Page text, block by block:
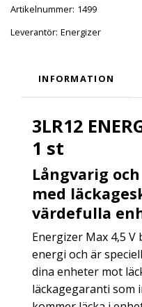
Artikelnummer: 1499
Leverantör: Energizer
INFORMATION
3LR12
1 st
Långvarig
med
värdefulla
Energizer Max 4,5
energi och är
dina enheter mot
läckagegaranti